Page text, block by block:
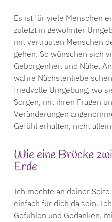
Es ist für viele Menschen
zuletzt in gewohnter
mit vertrauten Menschen
gehen. So wünschen sich
Geborgenheit und Nähe,
wahre Nächstenliebe
friedvolle Umgebung, wo
Sorgen, mit ihren Fragen
Veränderungen
Gefühl erhalten, nicht
Wie eine Brücke
Erde
Ich möchte an deiner
einfach für dich da sein.
Gefühlen und Gedanken,